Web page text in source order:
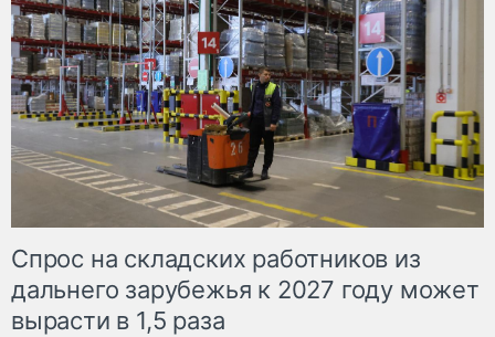
Спрос на складских работников из
дальнего зарубежья к 2027 году может
вырасти в 1,5 раза